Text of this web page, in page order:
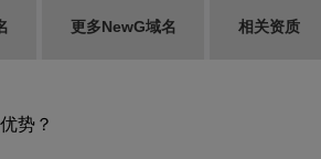
更多NewG域名 相关资质
势？